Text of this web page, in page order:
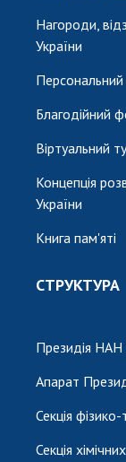
Нагороди,
України
Благодійний
Віртуальний
Концепція
України
Книга пам'яті
СТРУКТУРА
Президія НАН
Апарат
Секція
Секція